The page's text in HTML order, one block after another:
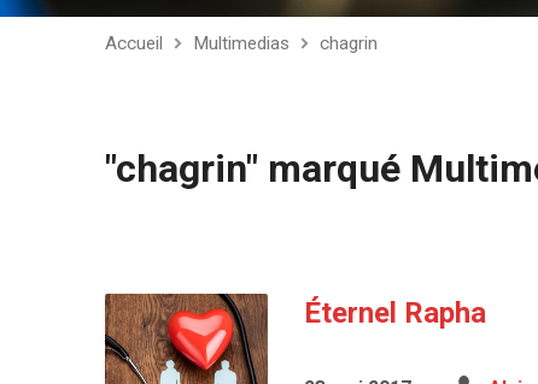
Accueil Multimedias chagrin
"chagrin" marqué
Éternel Rapha